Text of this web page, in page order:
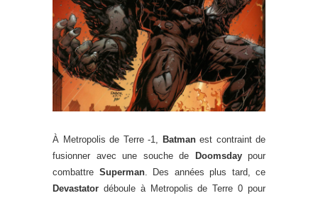
À Metropolis de Terre -1, Batmanest contraint de
fusionner avec une souche de Doomsdaypour
combattre Superman. Des années plus tard, ce
Devastator déboule à Metropolis de Terre 0 pour